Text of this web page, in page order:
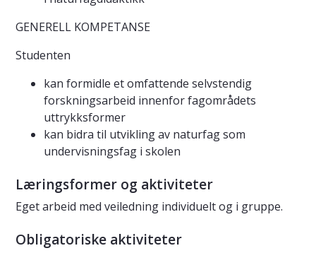
GENERELL KOMPETANSE
Studenten
kan formidle et omfattende selvstendig
forskningsarbeid innenfor fagområdets
uttrykksformer
kan bidra til utvikling av naturfag som
undervisningsfag i skolen
Læringsformer og aktiviteter
Eget arbeid med veiledning individuelt og i gruppe.
Obligatoriske aktiviteter